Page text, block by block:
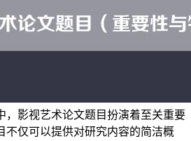
，影视艺术论文题目扮演着至关重要
不仅可以提供对研究内容的简洁概